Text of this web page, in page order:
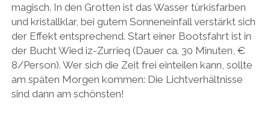
magisch. In den Grotten ist das Wasser türkisfarben
und kristallklar, bei gutem Sonneneinfall verstärkt sich
der Effekt entsprechend. Start einer Bootsfahrt ist in
der Bucht Wied iz-Zurrieq (Dauer ca. 30 Minuten, €
8/Person). Wer sich die Zeit frei einteilen kann, sollte
am späten Morgen kommen: Die Lichtverhältnisse
sind dann am schönsten!